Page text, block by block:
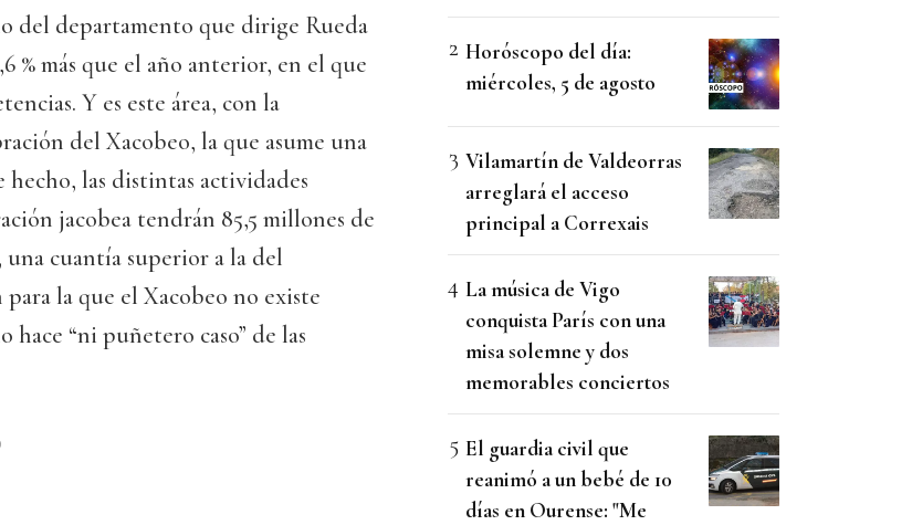
del departamento que dirige Rueda
% más que el año anterior, en el que
Y es este área, con la
del Xacobeo, la que asume una
hecho, las distintas actividades
jacobea tendrán 85,5 millones de
cuantía superior a la del
la que el Xacobeo no existe
hace “ni puñetero caso” de las
Horóscopo del día:
miércoles, 5 de agosto
Vilamartín de Valdeorras
arreglará el acceso
principal a Correxais
La música de Vigo
conquista París con una
misa solemne y dos
memorables conciertos
El guardia civil que
reanimó a un bebé de 10
días en Ourense: "Me